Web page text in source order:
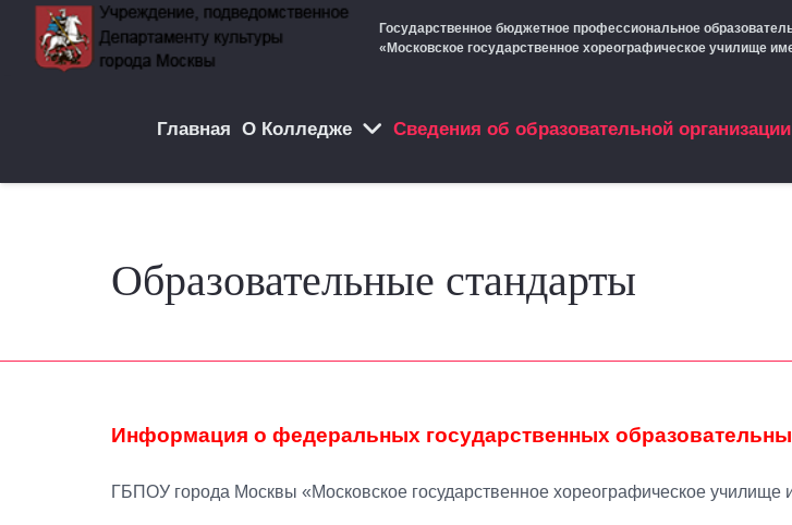
Государственное бюджетное профессиональное
«Московское государственное хореографическое училище
Главная О Колледже Cведения об образовательной организации
Образовательные стандарты
Информация о федеральных государственных
ГБПОУ города Москвы «Московское государственное хореографическое училище